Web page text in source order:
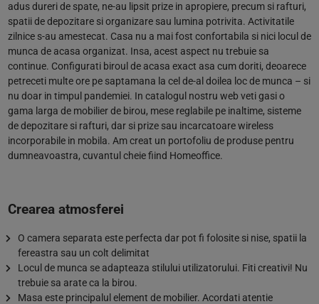
adus dureri de spate, ne-au lipsit prize in apropiere, precum si rafturi,
spatii de depozitare si organizare sau lumina potrivita. Activitatile
zilnice s-au amestecat. Casa nu a mai fost confortabila si nici locul de
munca de acasa organizat. Insa, acest aspect nu trebuie sa
continue. Configurati biroul de acasa exact asa cum doriti, deoarece
petreceti multe ore pe saptamana la cel de-al doilea loc de munca – si
nu doar in timpul pandemiei. In catalogul nostru web veti gasi o
gama larga de mobilier de birou, mese reglabile pe inaltime, sisteme
de depozitare si rafturi, dar si prize sau incarcatoare wireless
incorporabile in mobila. Am creat un portofoliu de produse pentru
dumneavoastra, cuvantul cheie fiind Homeoffice.
Crearea atmosferei
O camera separata este perfecta dar pot fi folosite si nise, spatii la
fereastra sau un colt delimitat
Locul de munca se adapteaza stilului utilizatorului. Fiti creativi! Nu
trebuie sa arate ca la birou.
Masa este principalul element de mobilier. Acordati atentie